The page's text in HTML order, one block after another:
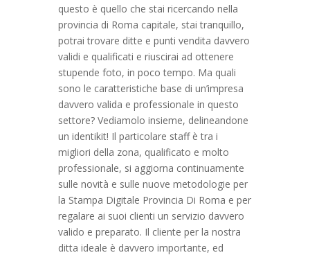
questo è quello che stai ricercando nella
provincia di Roma capitale, stai tranquillo,
potrai trovare ditte e punti vendita davvero
validi e qualificati e riuscirai ad ottenere
stupende foto, in poco tempo. Ma quali
sono le caratteristiche base di un’impresa
davvero valida e professionale in questo
settore? Vediamolo insieme, delineandone
un identikit! Il particolare staff è tra i
migliori della zona, qualificato e molto
professionale, si aggiorna continuamente
sulle novità e sulle nuove metodologie per
la Stampa Digitale Provincia Di Roma e per
regalare ai suoi clienti un servizio davvero
valido e preparato. Il cliente per la nostra
ditta ideale è davvero importante, ed